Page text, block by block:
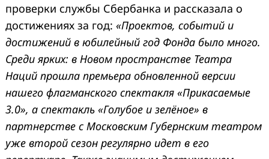
проверки службы Сбербанка и рассказала о
достижениях за год: «Проектов, событий и
достижений в юбилейный год Фонда было много.
Среди ярких: в Новом пространстве Театра
Наций прошла премьера обновленной версии
нашего флагманского спектакля «Прикасаемые
3.0», а спектакль «Голубое и зелёное» в
партнерстве с Московским Губернским театром
уже второй сезон регулярно идет в его